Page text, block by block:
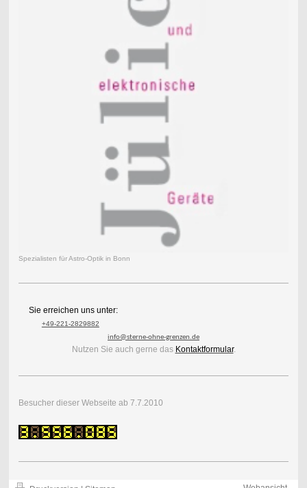
Spezialisten für Astro-Optik in Bonn
Sie erreichen uns unter:
+49-221-2829882
info@sterne-ohne-grenzen.de
Nutzen Sie auch gerne das Kontaktformular.
Besucher dieser Webseite ab 7.7.2010